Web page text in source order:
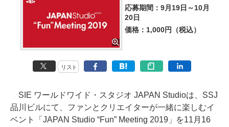
応募期間：9月19日～10月
20日
価格：1,000円（税込）
リスト
SIE ワールドワイド・スタジオ JAPAN Studioは、SSJ
品川ビルにて、ファンとクリエイターが一緒に楽しむイ
ベント「JAPAN Studio “Fun” Meeting 2019」を11月16